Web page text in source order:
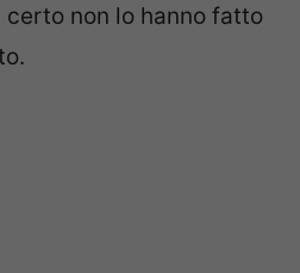
certo non lo hanno fatto